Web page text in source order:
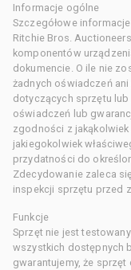
Informacje ogólne
Szczegółowe
Ritchie Bros.
komponentów
dokumencie. O ile nie
żadnych oświadczeń
dotyczących sprzętu
oświadczeń lub
zgodności z
jakiegokolwiek
przydatności do
Zdecydowanie zaleca
inspekcji sprzętu przed
Funkcje
Sprzęt nie jest
wszystkich dostępnych
gwarantujemy, że